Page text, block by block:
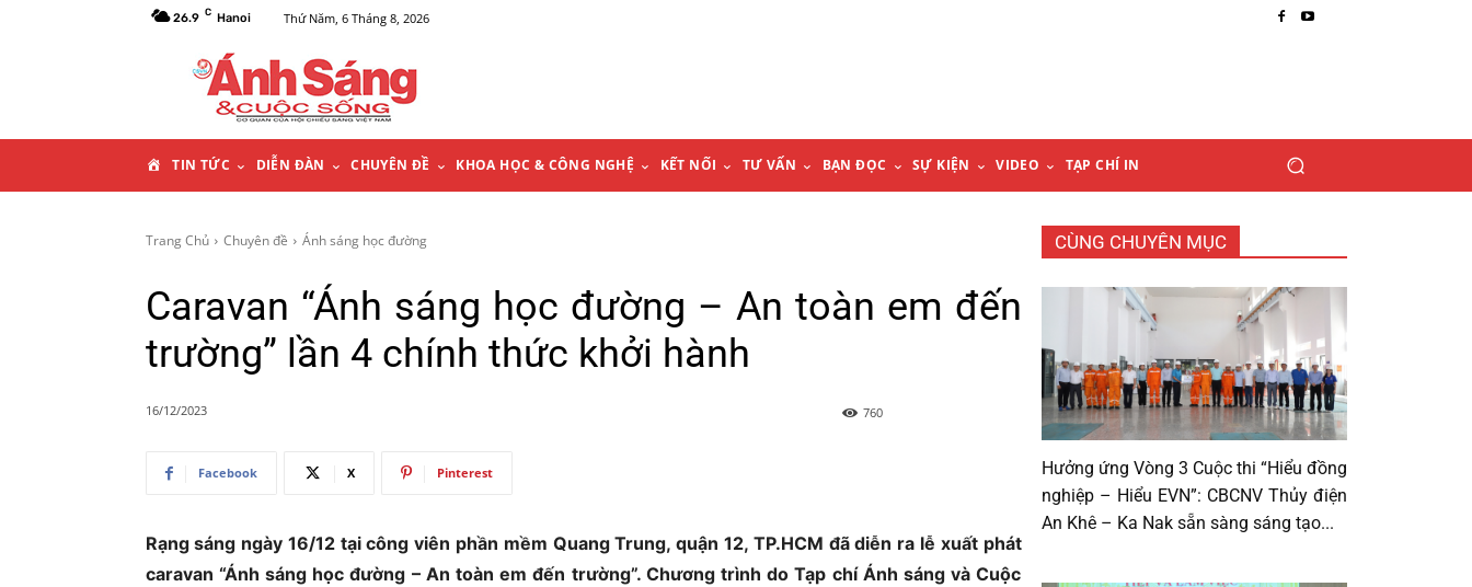
26.9 C Hanoi Thứ Năm, 6 Tháng 8, 2026
N
H
TIN TỨC DIỄN ĐÀN CHUYÊN ĐỀ KHOA HỌC & CÔNG NGHỆ KẾT NỐI TƯ VẤN BẠN ĐỌC SỰ KIỆN VIDEO TẠP CHÍ IN
Trang Chủ Chuyên đề Ánh sáng học đường
Caravan “Ánh sáng học đường – An toàn em đến
trường” lần 4 chính thức khởi hành
16/12/2023 760
Facebook X Pinterest
Rạng sáng ngày 16/12 tại công viên phần mềm Quang Trung, quận 12, TP.HCM đã diễn ra lễ xuất phát
caravan “Ánh sáng học đường – An toàn em đến trường”. Chương trình do Tạp chí Ánh sáng và Cuộc
CÙNG CHUYÊN MỤC
Hưởng ứng Vòng 3 Cuộc thi “Hiểu đồng
nghiệp – Hiểu EVN”: CBCNV Thủy điện
An Khê – Ka Nak sẵn sàng sáng tạo...